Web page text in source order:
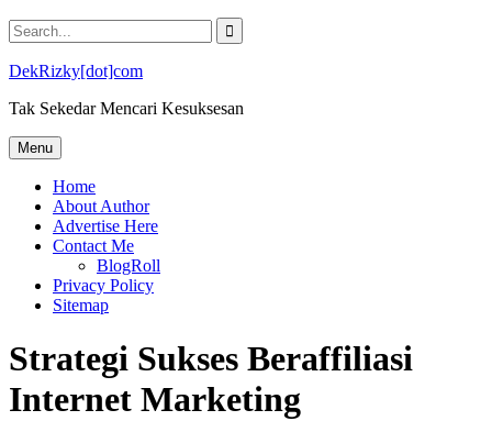
Search
for:
DekRizky[dot]com
Tak Sekedar Mencari Kesuksesan
Menu
Home
About Author
Advertise Here
Contact Me
BlogRoll
Privacy Policy
Sitemap
Strategi Sukses Beraffiliasi
Internet Marketing